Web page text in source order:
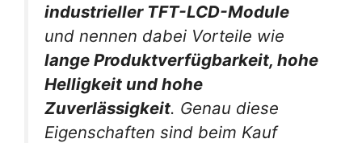
industrieller TFT-LCD-Module
und nennen dabei Vorteile wie
lange Produktverfügbarkeit, hohe
Helligkeit und hohe
Zuverlässigkeit. Genau diese
Eigenschaften sind beim Kauf